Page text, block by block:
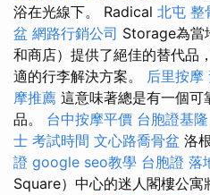
浴在光線下。 Radical 北屯 整
盆 網路行銷公司 Storage為當
和商店）提供了絕佳的替代品
適的行李解決方案。 后里按摩
摩推薦 這意味著總是有一個可
品。 台中按摩平價 台胞證基隆
士 考試時間 文心路喬骨盆 洛
證 google seo教學 台胞證 落
Square）中心的迷人閣樓公